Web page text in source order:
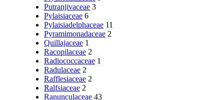
Putranjivaceae 3
Pylaisiaceae 6
Pylaisiadelphaceae 11
Pyramimonadaceae 2
Quillajaceae 1
Racopilaceae 2
Radiococcaceae 1
Radulaceae 2
Rafflesiaceae 2
Ralfsiaceae 2
Ranunculaceae 43